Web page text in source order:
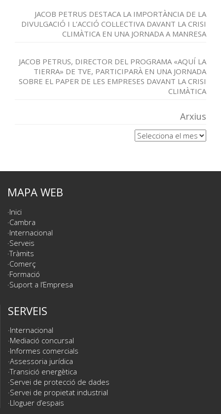
JACOB PETRUS DESTACA LA IMPORTÀNCIA DE LA
DIVULGACIÓ I L’ACCIÓ COL·LECTIVA DAVANT LA CRISI
CLIMÀTICA EN UNA JORNADA A MANRESA
JACOB PETRUS, DIRECTOR DEL PROGRAMA «AQUÍ LA
TIERRA» DE TVE, PARTICIPARÀ EN UNA JORNADA
SOBRE EL PAPER DE LES EMPRESES DAVANT LA CRISI
CLIMÀTICA
Arxius
Arxius
MAPA WEB
Inici
Cambra
Internacional
Serveis
Tràmits
Comerç
Formació
Suport a l’Empresa
SERVEIS
Internacional
Mediació concursal
Informes comercials
Assessoria jurídica
Transició energètica
Servei de protecció de dades
Servei de propietat industrial
Lloguer d’espais